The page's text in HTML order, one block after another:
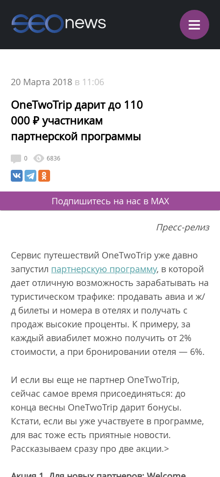
≡
20 Марта 2018 в 11:06
OneTwoTrip дарит до 110
000 ₽ участникам
партнерской программы
0 6836
Подпишитесь на нас в MAX
Пресс-релиз
Сервис путешествий OneTwoTrip уже давно
запустил партнерскую программу, в которой
дает отличную возможность зарабатывать на
туристическом трафике: продавать авиа и ж/
д билеты и номера в отелях и получать с
продаж высокие проценты. К примеру, за
каждый авиабилет можно получить от 2%
стоимости, а при бронировании отеля — 6%.
И если вы еще не партнер OneTwoTrip,
сейчас самое время присоединяться: до
конца весны OneTwoTrip дарит бонусы.
Кстати, если вы уже участвуете в программе,
для вас тоже есть приятные новости.
Рассказываем сразу про две акции.>